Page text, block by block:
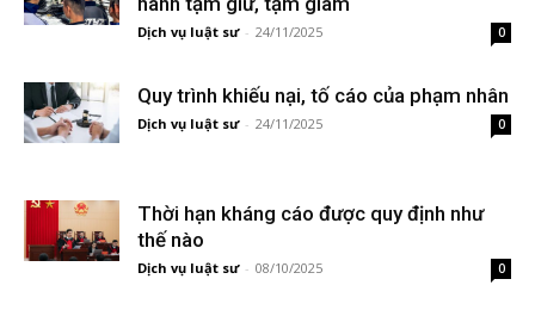
Dịch vụ luật sư - 24/11/2025 0
Quy trình khiếu nại, tố cáo của phạm nhân
Dịch vụ luật sư - 24/11/2025 0
Thời hạn kháng cáo được quy định như
thế nào
Dịch vụ luật sư - 08/10/2025 0